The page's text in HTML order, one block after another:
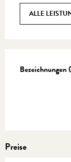
ALLE
Bezeichnungen
Bezeichnungen
Preise